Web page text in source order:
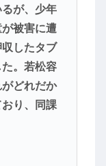
が、少年
被害に遭
したタブ
。若松容
どれだか
り、同課